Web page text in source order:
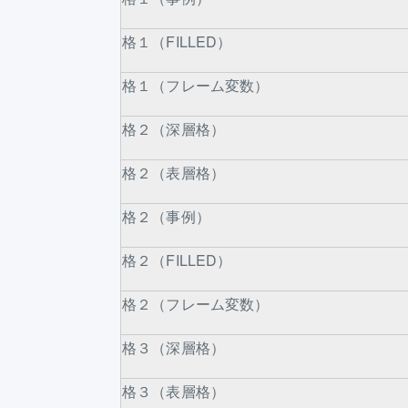
格１（FILLED）
格１（フレーム変数）
格２（深層格）
格２（表層格）
格２（事例）
格２（FILLED）
格２（フレーム変数）
格３（深層格）
格３（表層格）